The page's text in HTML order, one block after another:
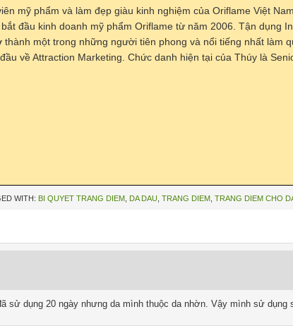
mỹ phẩm và làm đẹp giàu kinh nghiệm của Oriflame Việt
đầu kinh doanh mỹ phẩm Oriflame từ năm 2006. Tận dụng
một trong những người tiên phong và nổi tiếng nhất làm
về Attraction Marketing. Chức danh hiện tại của Thúy là
WITH: BI QUYET TRANG DIEM DA DAU TRANG DIEM TRANG DIEM CHO
sử dụng 20 ngày nhưng da mình thuộc da nhờn. Vậy mình sử dụng